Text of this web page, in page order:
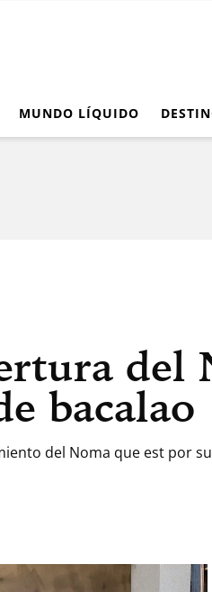
MUNDO LÍQUIDO
del
bacalao
del Noma que est por